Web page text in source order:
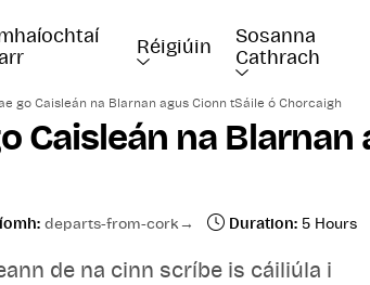
Réigiúin
Sosanna
Cathrach
go Caisleán na Blarnan agus Cionn tSáile ó Chorcaigh
Caisleán na Blarnan
departs-from-cork Duration: 5 Hours
de na cinn scríbe is cáiliúla i